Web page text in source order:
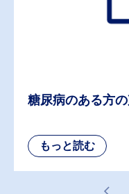
糖尿病のある方